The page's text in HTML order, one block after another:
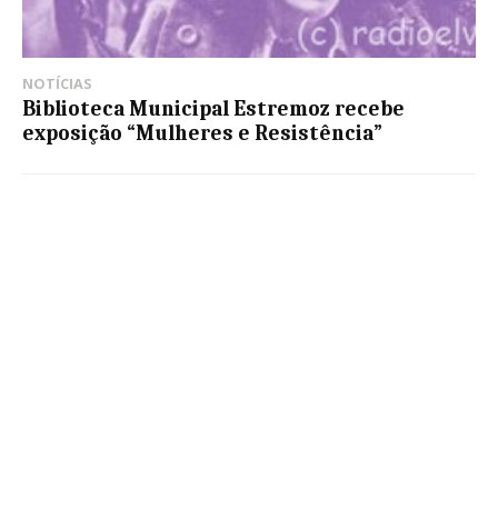
NOTÍCIAS
Biblioteca Municipal Estremoz recebe
exposição “Mulheres e Resistência”